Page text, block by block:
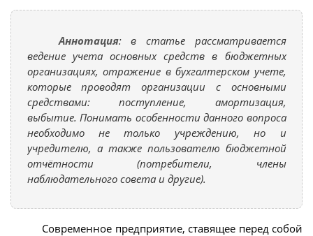
Аннотация: в статье рассматривается
ведение учета основных средств в бюджетных
организациях, отражение в бухгалтерском учете,
которые проводят организации с основными
средствами: поступление, амортизация,
выбытие. Понимать особенности данного вопроса
необходимо не только учреждению, но и
учредителю, а также пользователю бюджетной
отчётности (потребители, члены
наблюдательного совета и другие).
Современное предприятие, ставящее перед собой